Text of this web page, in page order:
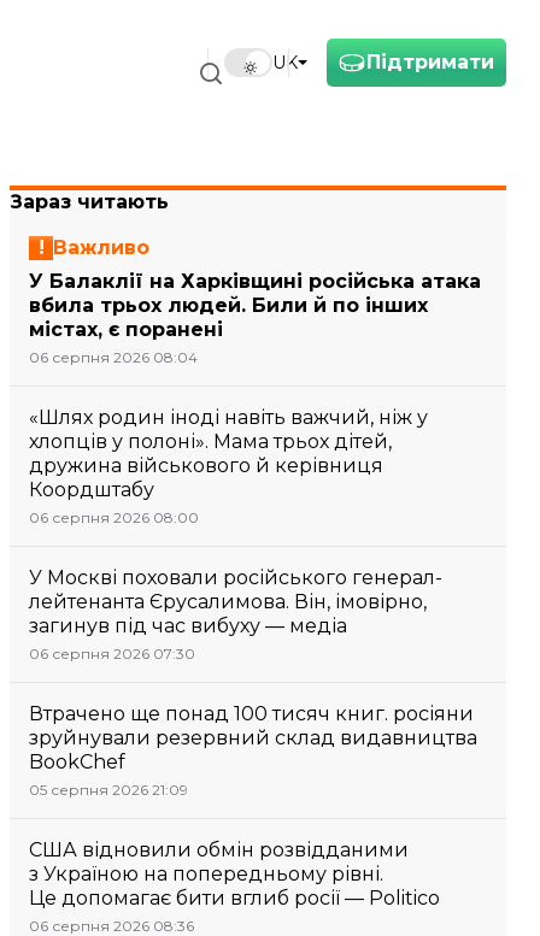
Підтримати
UK
Зараз читають
Важливо
У Балаклії на Харківщині російська атака
вбила трьох людей. Били й по інших
містах, є поранені
06 серпня 2026 08:04
«Шлях родин іноді навіть важчий, ніж у
хлопців у полоні». Мама трьох дітей,
дружина військового й керівниця
Коордштабу
06 серпня 2026 08:00
У Москві поховали російського генерал-
лейтенанта Єрусалимова. Він, імовірно,
загинув під час вибуху — медіа
06 серпня 2026 07:30
Втрачено ще понад 100 тисяч книг. росіяни
зруйнували резервний склад видавництва
BookChef
05 серпня 2026 21:09
США відновили обмін розвідданими
з Україною на попередньому рівні.
Це допомагає бити вглиб росії — Politico
06 серпня 2026 08:36